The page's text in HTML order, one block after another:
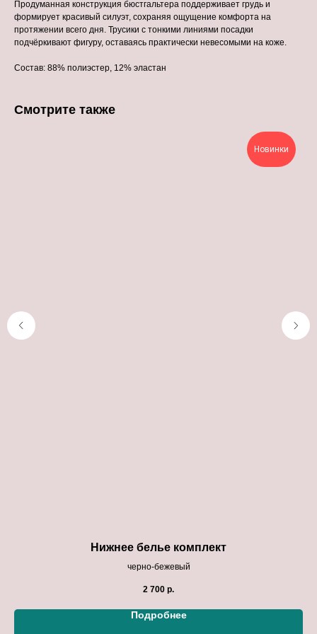
Продуманная конструкция бюстгальтера поддерживает грудь и
формирует красивый силуэт, сохраняя ощущение комфорта на
протяжении всего дня. Трусики с тонкими линиями посадки
подчёркивают фигуру, оставаясь практически невесомыми на коже.
Состав: 88% полиэстер, 12% эластан
Смотрите также
Новинки
Нижнее белье комплект
черно-бежевый
2 700 р.
Подробнее